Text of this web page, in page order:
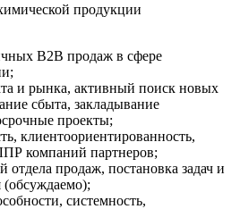
продукции
B2B продаж в сфере
и рынка, активный поиск новых
сбыта, закладывание
проекты;
клиентоориентированность,
компаний партнеров;
отдела продаж, постановка задач и
(обсуждаемо);
системность,